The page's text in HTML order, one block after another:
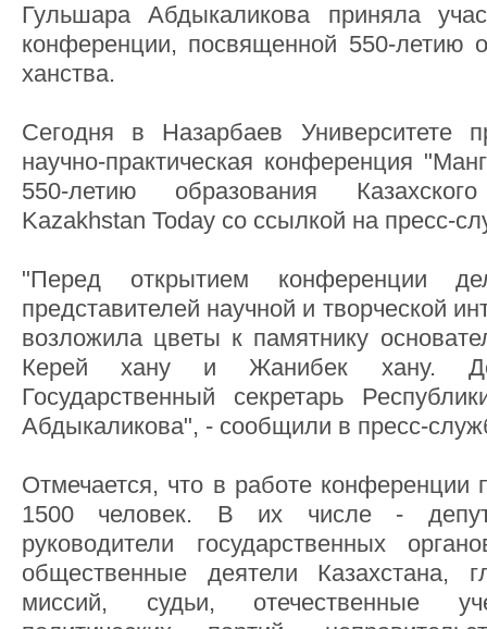
Гульшара Абдыкаликова приняла
конференции, посвященной 550-летию
ханства.
Сегодня в Назарбаев Университете
научно-практическая конференция
550-летию образования
Kazakhstan Today со ссылкой на пресс-
"Перед открытием конференции
представителей научной и творческой
возложила цветы к памятнику
Керей хану и Жанибек хану.
Государственный секретарь
Абдыкаликова", - сообщили в пресс-
Отмечается, что в работе конференции
1500 человек. В их числе -
руководители государственных
общественные деятели Казахстана,
миссий, судьи, отечественные